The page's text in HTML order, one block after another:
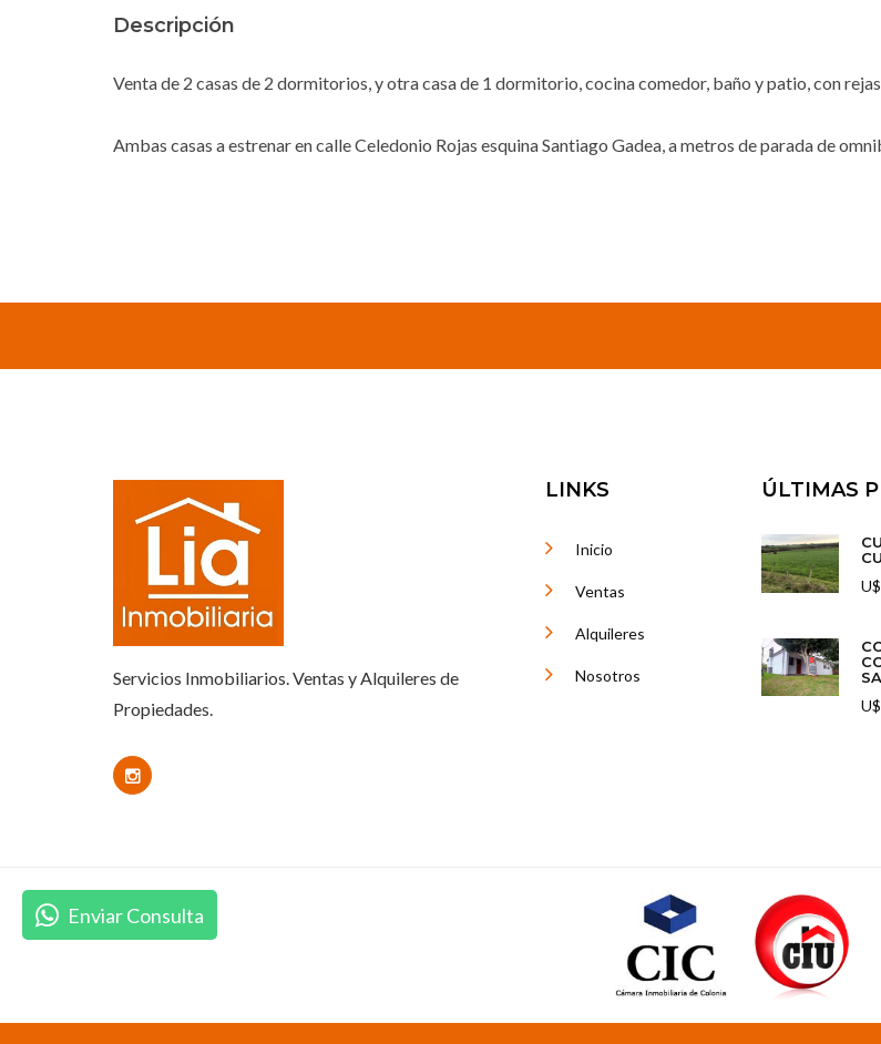
Descripción
Venta de 2 casas de 2 dormitorios, y otra casa de 1 dormitorio, cocina comedor, baño y patio, con
Ambas casas a estrenar en calle Celedonio Rojas esquina Santiago Gadea, a metros de parada de
Servicios Inmobiliarios. Ventas y Alquileres de
Propiedades.
LINKS
Inicio
Ventas
Alquileres
Nosotros
ÚLTIMAS
Enviar Consulta